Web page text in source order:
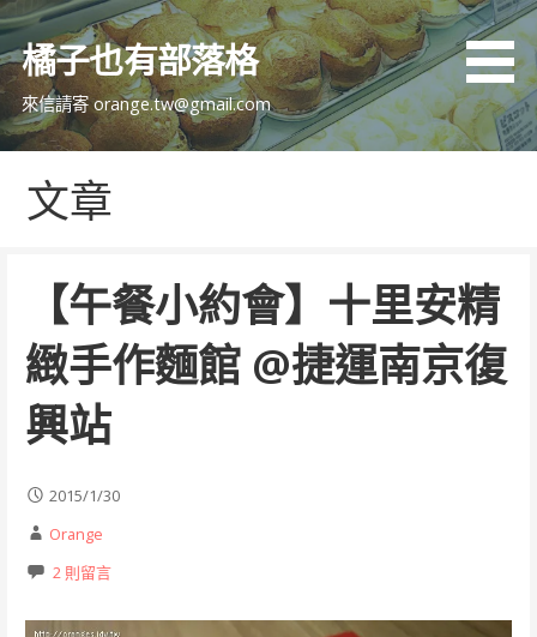
跳
主
內
橘子也有部落格
來信請寄 orange.tw@gmail.com
文章
【午餐小約會】十里安精
緻手作麵館 @捷運南京復
興站
2015/1/30
Orange
2 則留言